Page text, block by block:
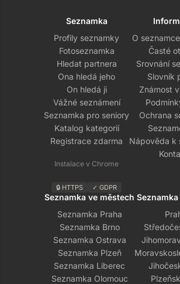
Seznamka
Profily seznamky
Fotoseznamka
Hledat partnera
Ona hledá jeho
On hledá ji
Vážné seznámení
Seznamka pro seniory
Katalog kategorií
Registrace zdarma
Instalace v Chrome
🔒 HTTPS ✓ GDPR
O
Časté
Srovnání
Slovník
Známost
Ochrana
Nápověda k
Seznamka ve městech
Seznamka Praha
Seznamka Brno
Seznamka Ostrava
Seznamka Plzeň
Seznamka Liberec
Seznamka Olomouc